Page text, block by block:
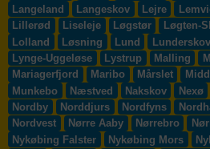
Langeland
Langeskov Lejre
Lillerød
Liseleje Løgstør Løgten-
Lolland
Løsning Lund Lunderskov
Lynge-Uggeløse
Lystrup Malling
Mariagerfjord
Maribo Mårslet
Munkebo
Næstved Nakskov Nexø
Nordby
Norddjurs Nordfyns
Nordvest
Nørre Aaby Nørrebro
Nykøbing Falster
Nykøbing Mors